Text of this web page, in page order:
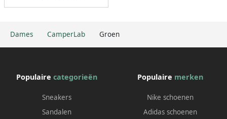
Dames CamperLab Groen
Populaire categorieën
Sneakers
Sandalen
Populaire merken
Nike schoenen
Adidas schoenen